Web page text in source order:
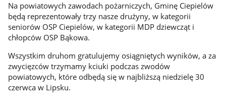
Na powiatowych zawodach pożarniczych, Gminę Ciepielów
będą reprezentowały trzy nasze drużyny, w kategorii
seniorów OSP Ciepielów, w kategorii MDP dziewcząt i
chłopców OSP Bąkowa.
Wszystkim druhom gratulujemy osiągniętych wyników, a za
zwycięzców trzymamy kciuki podczas zwodów
powiatowych, które odbędą się w najbliższą niedzielę 30
czerwca w Lipsku.